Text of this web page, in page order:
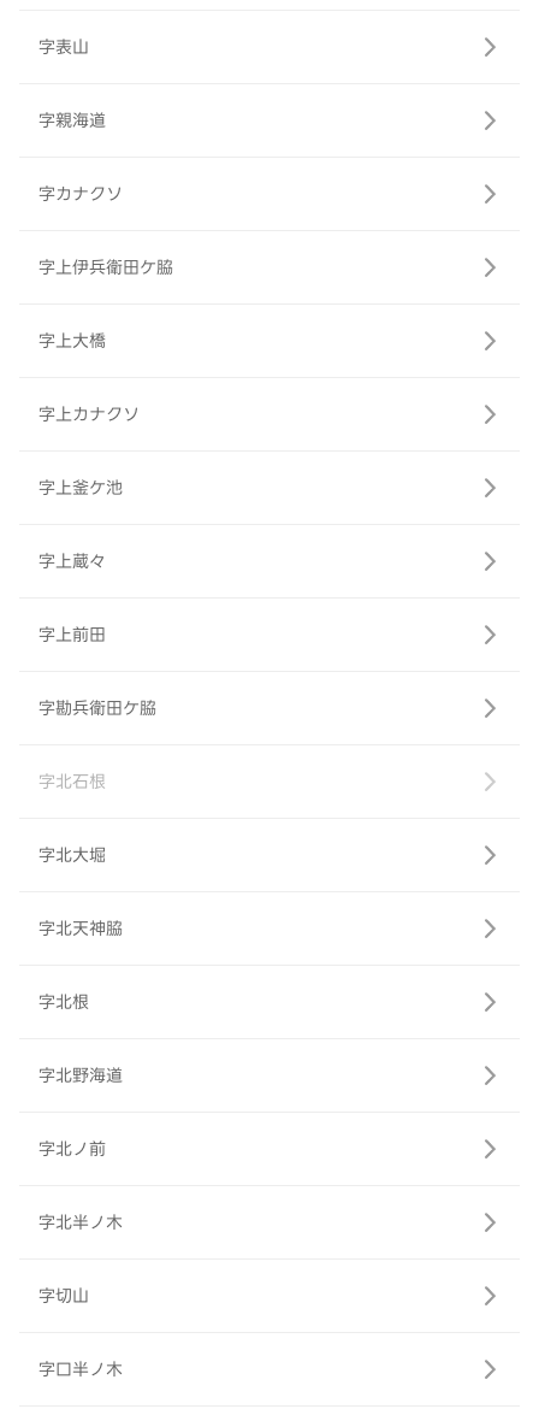
字表山
字親海道
字カナクソ
字上伊兵衛田ケ脇
字上大橋
字上カナクソ
字上釜ケ池
字上蔵々
字上前田
字勘兵衛田ケ脇
字北石根
字北大堀
字北天神脇
字北根
字北野海道
字北ノ前
字北半ノ木
字切山
字口半ノ木